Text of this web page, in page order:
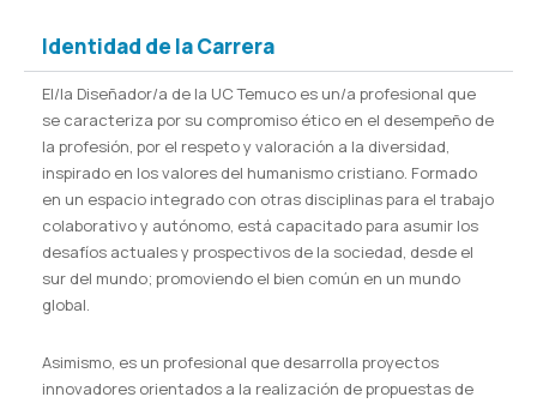
Identidad de la Carrera
El/la Diseñador/a de la UC Temuco es un/a profesional que
se caracteriza por su compromiso ético en el desempeño de
la profesión, por el respeto y valoración a la diversidad,
inspirado en los valores del humanismo cristiano. Formado
en un espacio integrado con otras disciplinas para el trabajo
colaborativo y autónomo, está capacitado para asumir los
desafíos actuales y prospectivos de la sociedad, desde el
sur del mundo; promoviendo el bien común en un mundo
global.
Asimismo, es un profesional que desarrolla proyectos
innovadores orientados a la realización de propuestas de